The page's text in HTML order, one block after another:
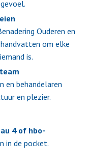
Ouderen en
om elke
is.
en behandelaren
en plezier.
4 of hbo-
in de pocket.